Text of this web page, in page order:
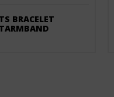
BRACELET